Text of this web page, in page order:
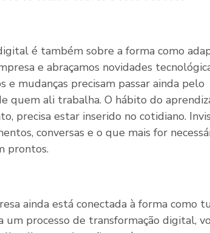
é também sobre a forma como
e abraçamos novidades
e mudanças precisam passar ainda pelo
quem ali trabalha. O hábito do
precisa estar inserido no cotidiano.
conversas e o que mais for
prontos.
ainda está conectada à forma como
um processo de transformação digital,